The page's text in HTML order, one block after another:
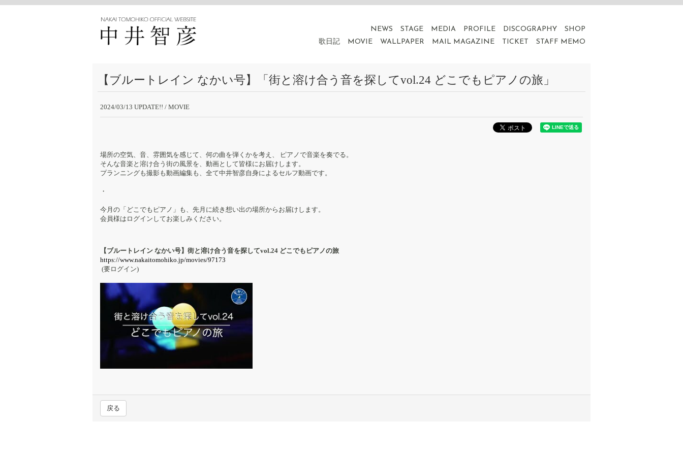
NEWS STAGE MEDIA PROFILE DISCOGRAPHY
SHOP
歌日記
MOVIE WALLPAPER MAIL MAGAZINE TICKET STAFF MEMO
【ブルートレイン なかい号】「街と溶け合う音を探してvol.24 どこでもピアノの旅」
2024/03/13 UPDATE!! / MOVIE
場所の空気、音、雰囲気を感じて、何の曲を弾くかを考え、 ピアノで音楽を奏でる。
そんな音楽と溶け合う街の風景を、動画として皆様にお届けします。
プランニングも撮影も動画編集も、全て中井智彦自身によるセルフ動画です。
・
今月の「どこでもピアノ」も、先月に続き想い出の場所からお届けします。
会員様はログインしてお楽しみください。
【ブルートレイン なかい号】街と溶け合う音を探してvol.24 どこでもピアノの旅
https://www.nakaitomohiko.jp/movies/97173
(要ログイン)
戻る